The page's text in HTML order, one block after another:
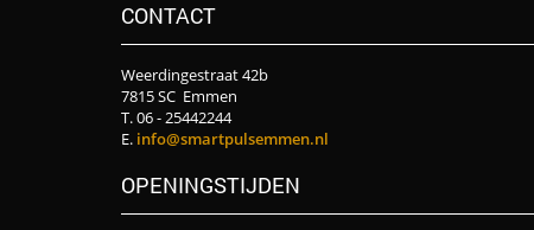
CONTACT
Weerdingestraat 42b
7815 SC Emmen
T. 06 - 25442244
E. info@smartpulsemmen.nl
OPENINGSTIJDEN